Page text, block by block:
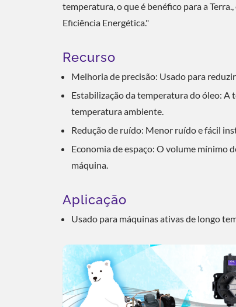
temperatura, o que é benéfico para a
Eficiência Energética."
Recurso
Melhoria de precisão: Usado para
Estabilização da temperatura do óleo: A
temperatura ambiente.
Redução de ruído: Menor ruído e fácil
Economia de espaço: O volume mínimo
máquina.
Aplicação
Usado para máquinas ativas de longo
Solução De Resfriamento ESG